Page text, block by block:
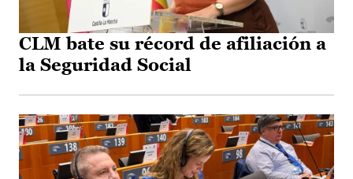
CLM bate su récord de afiliación a
la Seguridad Social